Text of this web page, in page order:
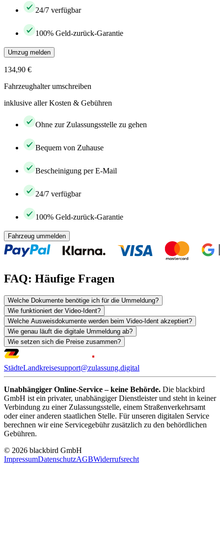
24/7 verfügbar
100% Geld-zurück-Garantie
Umzug melden
134,90 €
Fahrzeughalter umschreiben
inklusive aller Kosten & Gebühren
Ohne zur Zulassungsstelle zu gehen
Bequem von Zuhause
Bescheinigung per E-Mail
24/7 verfügbar
100% Geld-zurück-Garantie
Fahrzeug ummelden
FAQ: Häufige Fragen
Welche Dokumente benötige ich für die Ummeldung?
Wie funktioniert der Video-Ident?
Welche Ausweisdokumente werden beim Video-Ident akzeptiert?
Wie genau läuft die digitale Ummeldung ab?
Wie setzen sich die Preise zusammen?
StädteLandkreisesupport@zulassung.digital
Unabhängiger Online-Service – keine Behörde. Die blackbird
GmbH ist ein privater, unabhängiger Dienstleister und steht in keiner
Verbindung zu einer Zulassungsstelle, einem Straßenverkehrsamt
oder einer anderen staatlichen Stelle. Für unseren digitalen Service
berechnen wir eine Servicegebühr zusätzlich zu den behördlichen
Gebühren.
© 2026 blackbird GmbH
ImpressumDatenschutzAGBWiderrufsrecht